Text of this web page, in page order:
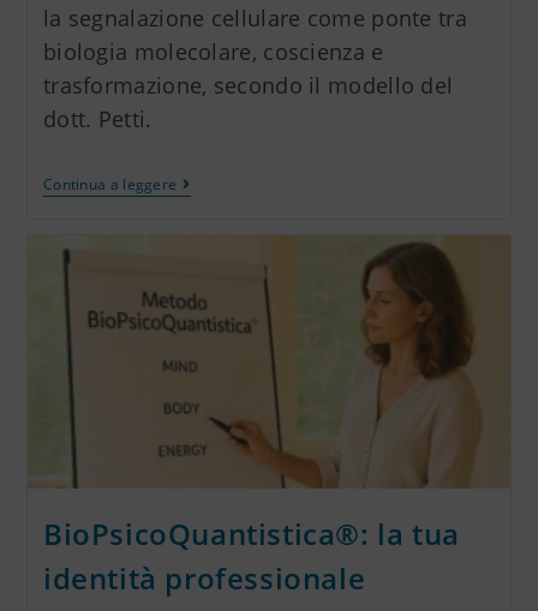
la segnalazione cellulare come ponte tra
biologia molecolare, coscienza e
trasformazione, secondo il modello del
dott. Petti.
Continua a leggere
BioPsicoQuantistica®: la tua
identità professionale